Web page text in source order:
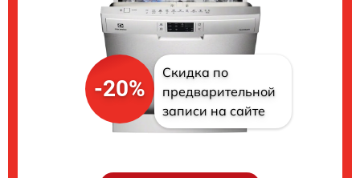
-20%
Скидка по
предварительной
записи на сайте